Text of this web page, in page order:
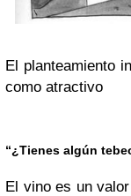
El planteamiento
como atractivo
“¿Tienes algún
El vino es un